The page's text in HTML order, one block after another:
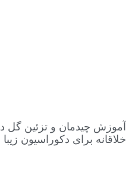
آموزش چیدمان و تزئین گل
خلاقانه برای دکوراسیون زیبا